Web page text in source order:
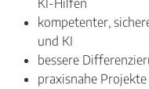
KI-Hilfen
kompetenter,
und KI
bessere
praxisnahe